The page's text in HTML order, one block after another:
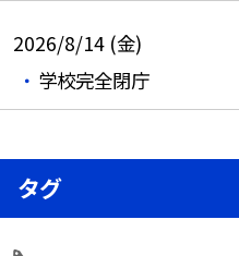
2026/8/14 (金)
学校完全閉庁
タグ